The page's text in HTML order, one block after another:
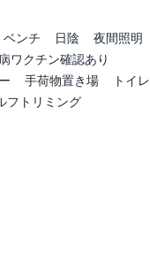
ベンチ 日陰
夜間照明
ワクチン確認あり
手荷物置き場
トイレ
フトリミング